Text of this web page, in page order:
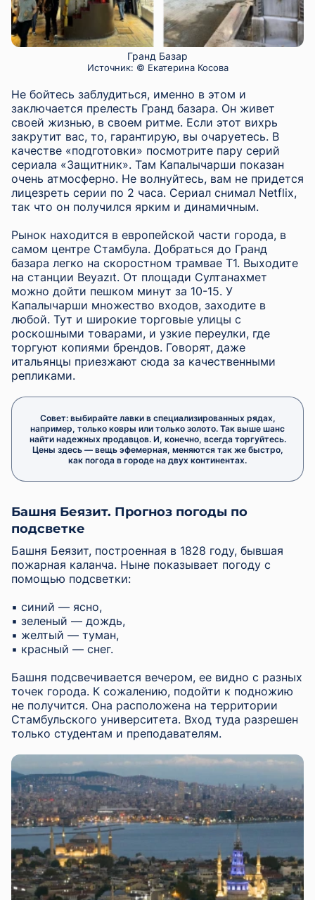
Гранд Базар
Источник: © Екатерина Косова
Не бойтесь заблудиться, именно в этом и
заключается прелесть Гранд базара. Он живет
своей жизнью, в своем ритме. Если этот вихрь
закрутит вас, то, гарантирую, вы очаруетесь. В
качестве «подготовки» посмотрите пару серий
сериала «Защитник». Там Капалычарши показан
очень атмосферно. Не волнуйтесь, вам не придется
лицезреть серии по 2 часа. Сериал снимал Netflix,
так что он получился ярким и динамичным.
Рынок находится в европейской части города, в
самом центре Стамбула. Добраться до Гранд
базара легко на скоростном трамвае Т1. Выходите
на станции Beyazıt. От площади Султанахмет
можно дойти пешком минут за 10-15. У
Капалычарши множество входов, заходите в
любой. Тут и широкие торговые улицы с
роскошными товарами, и узкие переулки, где
торгуют копиями брендов. Говорят, даже
итальянцы приезжают сюда за качественными
репликами.
Совет: выбирайте лавки в специализированных рядах,
например, только ковры или только золото. Так выше шанс
найти надежных продавцов. И, конечно, всегда торгуйтесь.
Цены здесь — вещь эфемерная, меняются так же быстро,
как погода в городе на двух континентах.
Башня Беязит. Прогноз погоды по
подсветке
Башня Беязит, построенная в 1828 году, бывшая
пожарная каланча. Ныне показывает погоду с
помощью подсветки:
▪︎ синий — ясно,
▪︎ зеленый — дождь,
▪︎ желтый — туман,
▪︎ красный — снег.
Башня подсвечивается вечером, ее видно с разных
точек города. К сожалению, подойти к подножию
не получится. Она расположена на территории
Стамбульского университета. Вход туда разрешен
только студентам и преподавателям.